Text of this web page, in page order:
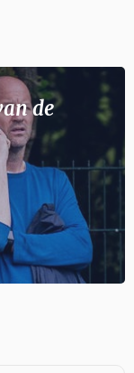
de